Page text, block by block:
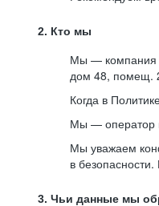
2. Кто мы
Мы — компания
дом 48, помещ.
Когда в
Мы — оператор
Мы уважаем
в
3. Чьи данные мы